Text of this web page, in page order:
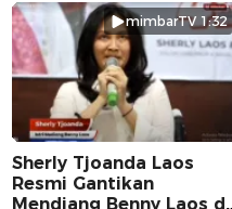
mimbarTV 1:32
Sherly Tjoanda Laos
Resmi Gantikan
Mendiang Benny Laos di